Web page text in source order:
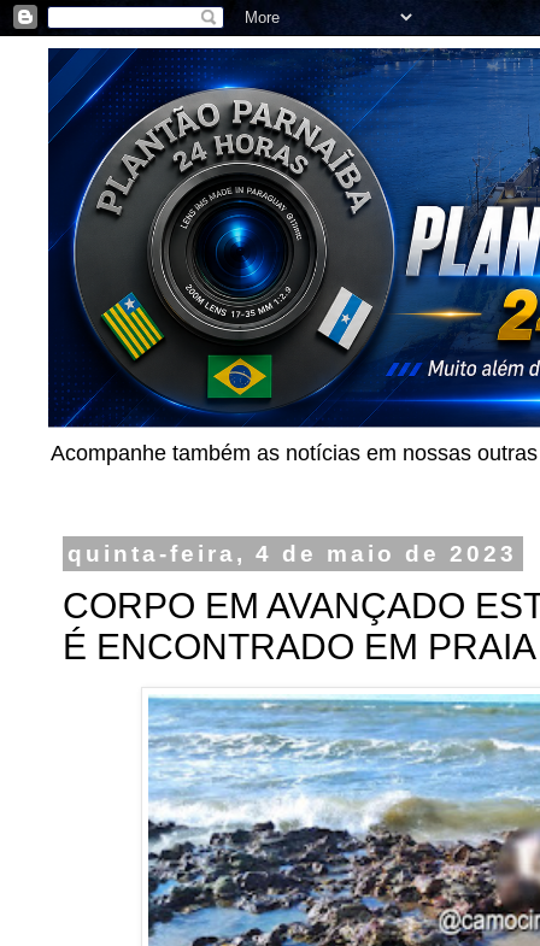
Acompanhe também as notícias em nossas
quinta-feira, 4 de maio de 2023
CORPO EM AVANÇADO
É ENCONTRADO EM